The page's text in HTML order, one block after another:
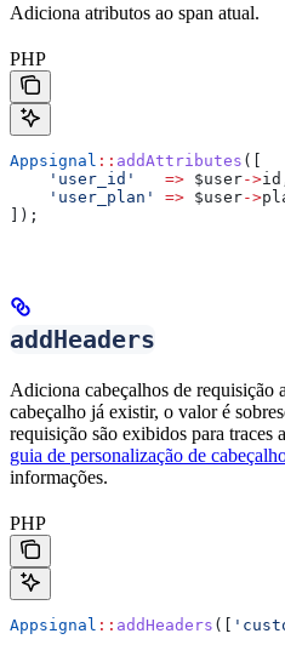
Adiciona atributos ao span atual.
PHP
Appsignal :: addAttributes ([
    'user_id'
   =>
$user->id
    'user_plan'
=> $user->
]);
addHeaders
Adiciona cabeçalhos de requisição
cabeçalho já existir, o valor é
requisição são exibidos para traces
guia de personalização de
informações.
PHP
Appsignal :: addHeaders ([